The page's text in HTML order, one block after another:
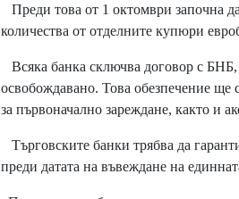
Преди това от 1 октомври започна
количества от отделните купюри
Всяка банка сключва договор с БНБ,
освобождавано. Това обезпечение ще
за първоначално зареждане, както и
Търговските банки трябва да
преди датата на въвеждане на